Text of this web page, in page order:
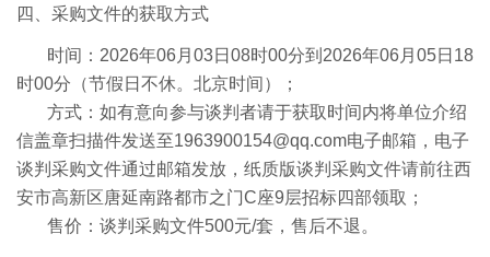
四、 采购文件的获取方式
时间： 2026年06月 03日 08时00分到 2026年06月 05日 18
时00分（节假日不休。北京时间）；
方式：如有意向参与谈判者请于获取时间内将单位介绍
信盖章扫描件发送至1963900154@qq.com电子邮箱，电子
谈判采购文件通过邮箱发放，纸质版谈判采购文件请前往西
安市高新区唐延南路都市之门C座9层招标四部领取；
售价：谈判采购文件500元/套，售后不退。